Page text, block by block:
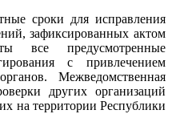
сроки для исправления
зафиксированных актом
все предусмотренные
с привлечением
Межведомственная
других организаций
на территории Республики